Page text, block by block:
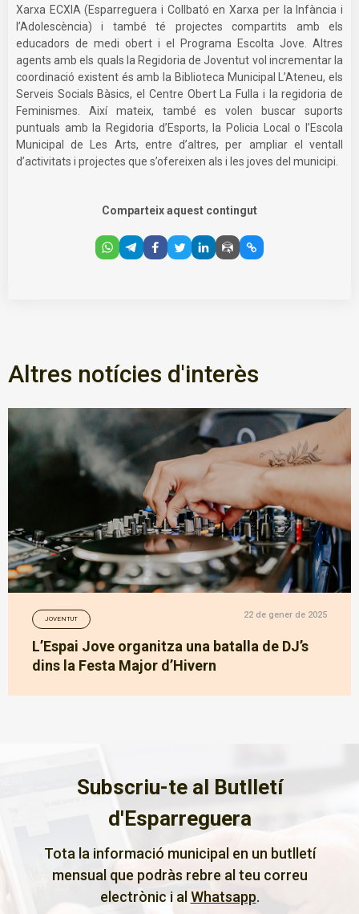
Xarxa ECXIA (Esparreguera i Collbató en Xarxa per la Infància i
l’Adolescència) i també té projectes compartits amb els
educadors de medi obert i el Programa Escolta Jove. Altres
agents amb els quals la Regidoria de Joventut vol incrementar la
coordinació existent és amb la Biblioteca Municipal L’Ateneu, els
Serveis Socials Bàsics, el Centre Obert La Fulla i la regidoria de
Feminismes. Així mateix, també es volen buscar suports
puntuals amb la Regidoria d’Esports, la Policia Local o l’Escola
Municipal de Les Arts, entre d’altres, per ampliar el ventall
d’activitats i projectes que s’ofereixen als i les joves del municipi.
Comparteix aquest contingut
Altres notícies d'interès
JOVENTUT 22 de gener de 2025
L’Espai Jove organitza una batalla de DJ’s
dins la Festa Major d’Hivern
Subscriu-te al Butlletí
d'Esparreguera
Tota la informació municipal en un butlletí
mensual que podràs rebre al teu correu
electrònic i alWhatsapp.